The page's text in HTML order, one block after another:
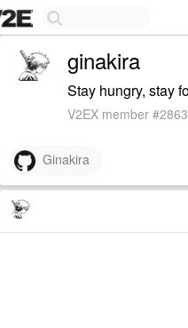
ginakira
Stay hungry, stay
V2EX member
Ginakira